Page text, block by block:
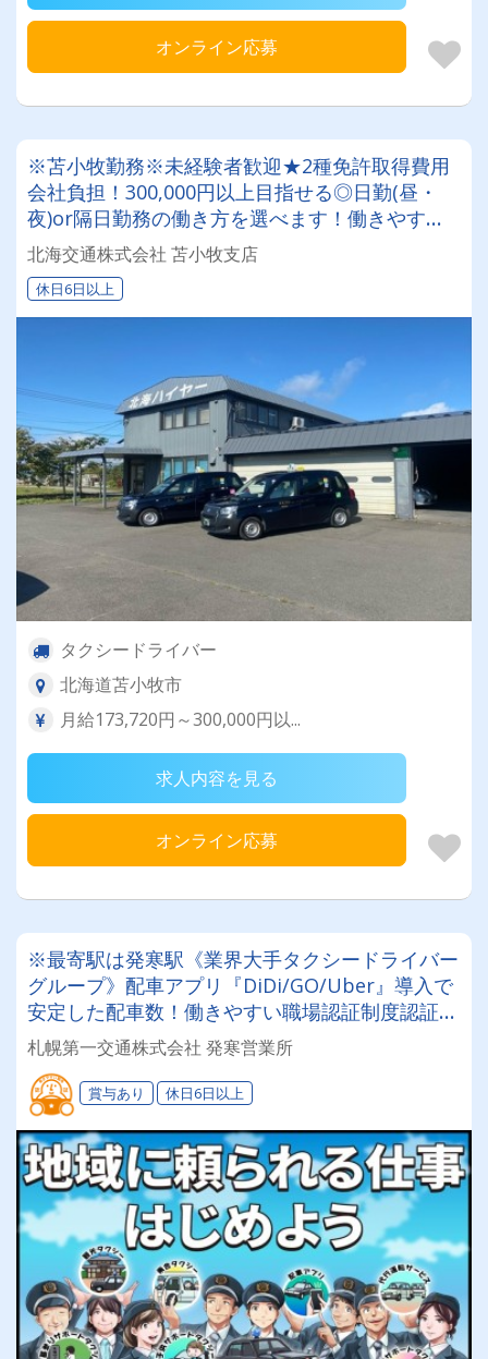
オンライン応募
※苫小牧勤務※未経験者歓迎★2種免許取得費用
会社負担！300,000円以上目指せる◎日勤(昼・
夜)or隔日勤務の働き方を選べます！働きやすい
と評判のタクシー会社
北海交通株式会社 苫小牧支店
休日6日以上
タクシードライバー
北海道苫小牧市
月給173,720円～300,000円以...
求人内容を見る
オンライン応募
※最寄駅は発寒駅《業界大手タクシードライバー
グループ》配車アプリ『DiDi/GO/Uber』導入で
安定した配車数！働きやすい職場認証制度認証事
業所に認定◎未経験者でも安心してお仕事スター
ト♪
札幌第一交通株式会社 発寒営業所
賞与あり 休日6日以上